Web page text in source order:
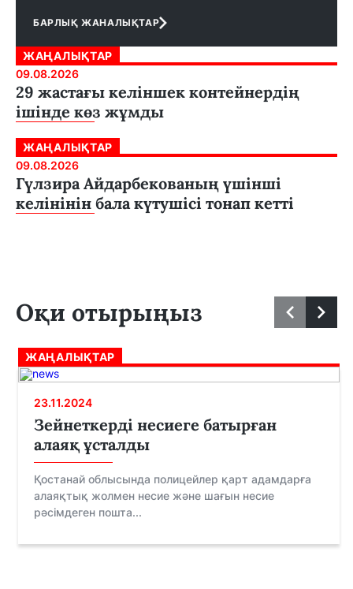
БАРЛЫҚ ЖАНАЛЫҚТАР
ЖАҢАЛЫҚТАР
09.08.2026
29 жастағы келіншек контейнердің
ішінде көз жұмды
ЖАҢАЛЫҚТАР
09.08.2026
Гүлзира Айдарбекованың үшінші
келінінін бала күтушісі тонап кетті
Оқи отырыңыз
ЖАҢАЛЫҚТАР
23.11.2024
Зейнеткерді несиеге батырған
алаяқ ұсталды
Қостанай облысында полицейлер қарт адамдарға
алаяқтық жолмен несие және шағын несие
рәсімдеген пошта...